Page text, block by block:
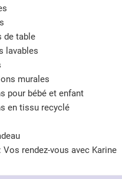
de table
lavables
murales
pour bébé et enfant
en tissu recyclé
Vos rendez-vous avec Karine